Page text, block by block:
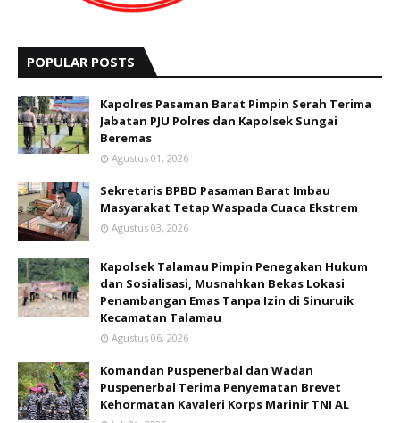
POPULAR POSTS
Kapolres Pasaman Barat Pimpin Serah Terima
Jabatan PJU Polres dan Kapolsek Sungai
Beremas
Agustus 01, 2026
Sekretaris BPBD Pasaman Barat Imbau
Masyarakat Tetap Waspada Cuaca Ekstrem
Agustus 03, 2026
Kapolsek Talamau Pimpin Penegakan Hukum
dan Sosialisasi, Musnahkan Bekas Lokasi
Penambangan Emas Tanpa Izin di Sinuruik
Kecamatan Talamau
Agustus 06, 2026
Komandan Puspenerbal dan Wadan
Puspenerbal Terima Penyematan Brevet
Kehormatan Kavaleri Korps Marinir TNI AL